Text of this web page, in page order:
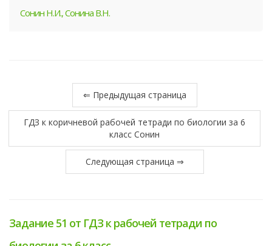
Сонин Н.И., Сонина В.Н.
⇐ Предыдущая страница
ГДЗ к коричневой рабочей тетради по биологии за 6
класс Сонин
Следующая страница ⇒
Задание 51 от ГДЗ к рабочей тетради по